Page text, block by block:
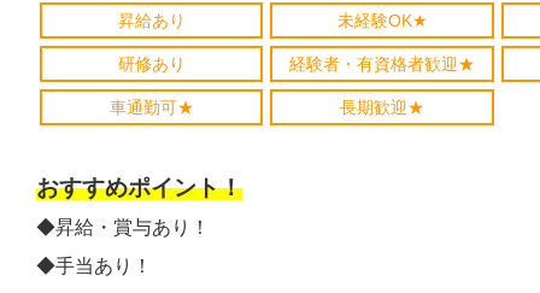
昇給あり 未経験OK★
研修あり 経験者・有資格者歓迎★
車通勤可★ 長期歓迎★
おすすめポイント！
◆昇給・賞与あり！
◆手当あり！